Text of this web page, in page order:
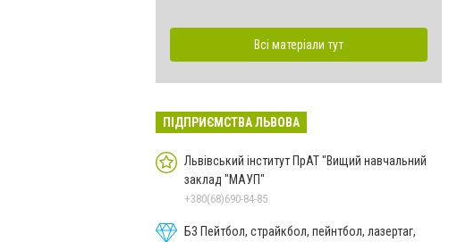
Всі матеріали тут
ПІДПРИЄМСТВА ЛЬВОВА
Львівський інститут ПрАТ "Вищий навчальний
заклад "МАУП"
+380(68)690-84-85
Б3 Пейтбол, страйкбол, пейнтбол, лазертаг,